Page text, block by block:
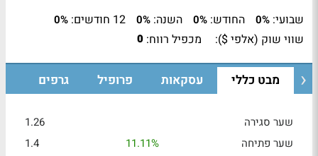
שבועי: 0% החודש: 0% השנה: 0% 12 חודשים: 0%
שווי שוק (אלפי $): מכפיל רווח: 0
מבט כללי עסקאות פרופיל גרפים
שער סגירה
1.26
שער פתיחה
11.11%
1.4